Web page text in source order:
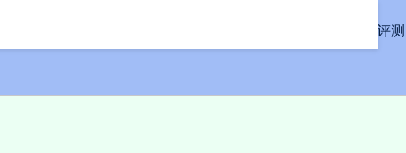
股票配资评测